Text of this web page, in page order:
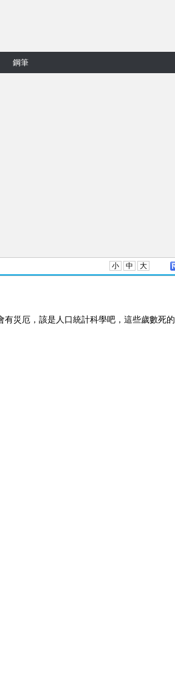
鋼筆
小 中 大
災厄，該是人口統計科學吧，這些歲數死的